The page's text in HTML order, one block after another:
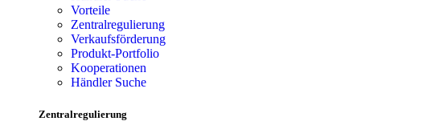
Vorteile
Zentralregulierung
Verkaufsförderung
Produkt-Portfolio
Kooperationen
Händler Suche
Zentralregulierung